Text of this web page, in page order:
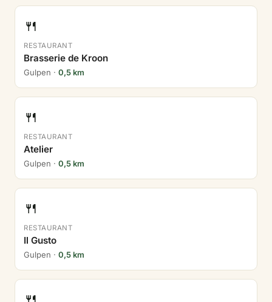
🍴
RESTAURANT
Brasserie de Kroon
Gulpen · 0,5 km
🍴
RESTAURANT
Atelier
Gulpen · 0,5 km
🍴
RESTAURANT
Il Gusto
Gulpen · 0,5 km